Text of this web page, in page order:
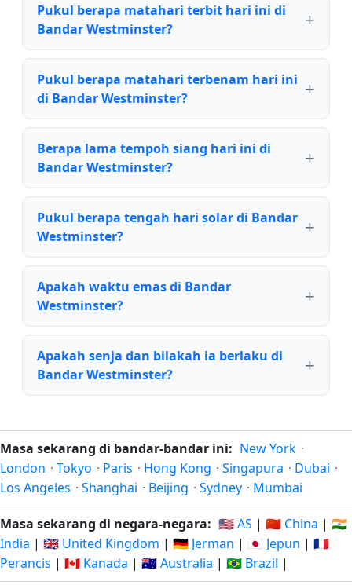
Pukul berapa matahari terbit hari ini di
Bandar Westminster?
Pukul berapa matahari terbenam hari ini
di Bandar Westminster?
Berapa lama tempoh siang hari ini di
Bandar Westminster?
Pukul berapa tengah hari solar di Bandar
Westminster?
Apakah waktu emas di Bandar
Westminster?
Apakah senja dan bilakah ia berlaku di
Bandar Westminster?
Masa sekarang di bandar-bandar ini: New York ·
London · Tokyo · Paris · Hong Kong · Singapura · Dubai ·
Los Angeles · Shanghai · Beijing · Sydney · Mumbai
Masa sekarang di negara-negara: 🇺🇸 AS | 🇨🇳 China | 🇮🇳
India | 🇬🇧 United Kingdom | 🇩🇪 Jerman | 🇯🇵 Jepun | 🇫🇷
Perancis | 🇨🇦 Kanada | 🇦🇺 Australia | 🇧🇷 Brazil |